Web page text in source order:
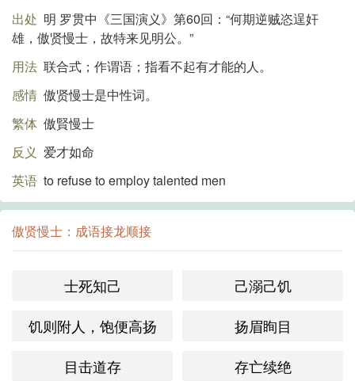
出处 明 罗贯中《三国演义》第60回：“何期逆贼恣逞奸
雄，傲贤慢士，故特来见明公。”
用法 联合式；作谓语；指看不起有才能的人。
感情 傲贤慢士是中性词。
繁体 傲賢慢士
反义 爱才如命
英语 to refuse to employ talented men
傲贤慢士：成语接龙顺接
士死知己
己溺己饥
饥则附人，饱便高扬
扬眉眴目
目击道存
存亡续绝